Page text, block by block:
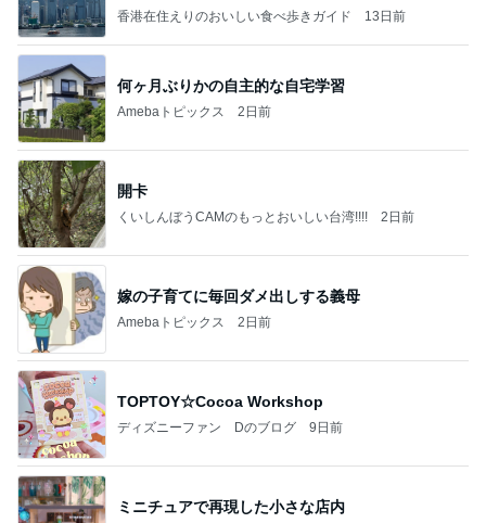
香港在住えりのおいしい食べ歩きガイド 13日前
何ヶ月ぶりかの自主的な自宅学習
Amebaトピックス 2日前
開卡
くいしんぼうCAMのもっとおいしい台湾!!!! 2日前
嫁の子育てに毎回ダメ出しする義母
Amebaトピックス 2日前
TOPTOY☆Cocoa Workshop
ディズニーファン Dのブログ 9日前
ミニチュアで再現した小さな店内